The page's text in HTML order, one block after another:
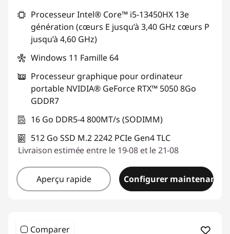
Code de réduction : GAMING-DEAL
Processeur Intel® Core™ i5-13450HX 13e
génération (cœurs E jusqu’à 3,40 GHz cœurs P
jusqu’à 4,60 GHz)
Windows 11 Famille 64
Processeur graphique pour ordinateur
portable NVIDIA® GeForce RTX™ 5050 8Go
GDDR7
16 Go DDR5-4 800MT/s (SODIMM)
512 Go SSD M.2 2242 PCIe Gen4 TLC
Livraison estimée entre le 19-08 et le 21-08
Aperçu rapide Configurer maintenant
Comparer